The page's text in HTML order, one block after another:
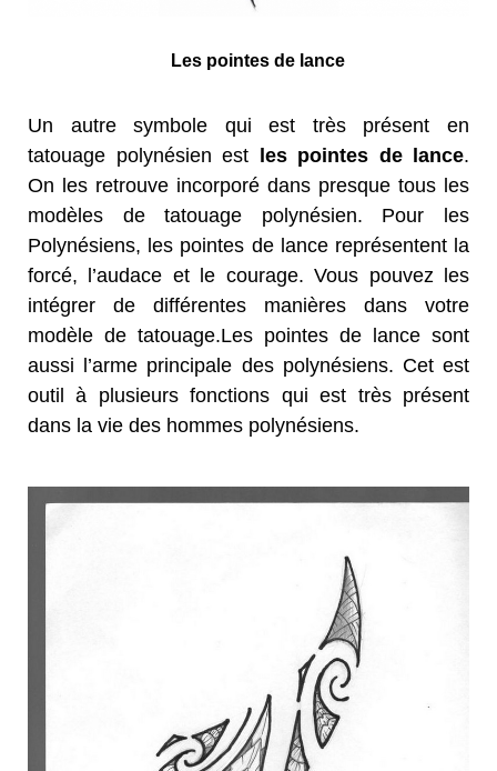
Les pointes de lance
Un autre symbole qui est très présent en
tatouage polynésien est
les pointes de lance.
On les retrouve incorporé dans presque tous les
modèles de tatouage polynésien. Pour les
Polynésiens, les pointes de lance représentent la
forcé, l’audace et le courage. Vous pouvez les
intégrer de différentes manières dans votre
modèle de tatouage.Les pointes de lance sont
aussi l’arme principale des polynésiens. Cet est
outil à plusieurs fonctions qui est très présent
dans la vie des hommes polynésiens.